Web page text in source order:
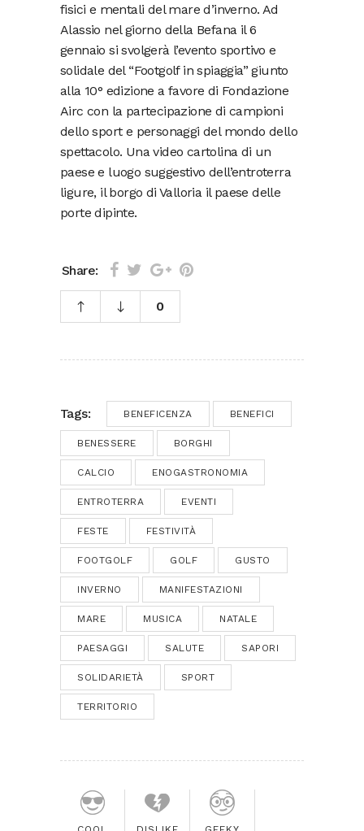
fisici e mentali del mare d’inverno. Ad
Alassio nel giorno della Befana il 6
gennaio si svolgerà l’evento sportivo e
solidale del “Footgolf in spiaggia” giunto
alla 10° edizione a favore di Fondazione
Airc con la partecipazione di campioni
dello sport e personaggi del mondo dello
spettacolo. Una video cartolina di un
paese e luogo suggestivo dell’entroterra
ligure, il borgo di Valloria il paese delle
porte dipinte.
Share:
0
Tags: BENEFICENZA BENEFICI
BENESSERE BORGHI
CALCIO ENOGASTRONOMIA
ENTROTERRA EVENTI
FESTE FESTIVITÀ
FOOTGOLF GOLF GUSTO
INVERNO MANIFESTAZIONI
MARE MUSICA NATALE
PAESAGGI SALUTE SAPORI
SOLIDARIETÀ SPORT
TERRITORIO